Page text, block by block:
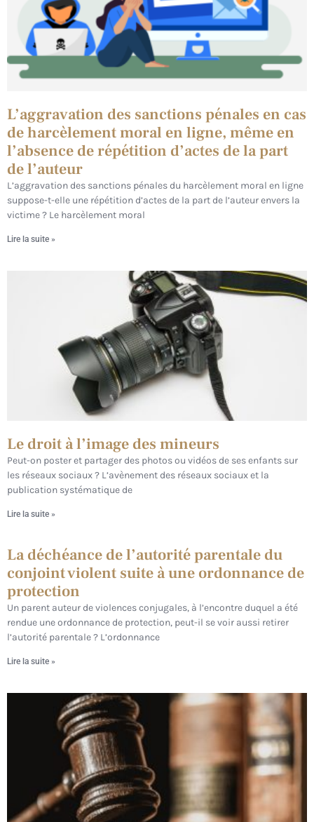
L’aggravation des sanctions pénales en cas
de harcèlement moral en ligne, même en
l’absence de répétition d’actes de la part
de l’auteur
L’aggravation des sanctions pénales du harcèlement moral en ligne
suppose-t-elle une répétition d’actes de la part de l’auteur envers la
victime ? Le harcèlement moral
Lire la suite »
Le droit à l’image des mineurs
Peut-on poster et partager des photos ou vidéos de ses enfants sur
les réseaux sociaux ? L’avènement des réseaux sociaux et la
publication systématique de
Lire la suite »
La déchéance de l’autorité parentale du
conjoint violent suite à une ordonnance de
protection
Un parent auteur de violences conjugales, à l’encontre duquel a été
rendue une ordonnance de protection, peut-il se voir aussi retirer
l’autorité parentale ? L’ordonnance
Lire la suite »